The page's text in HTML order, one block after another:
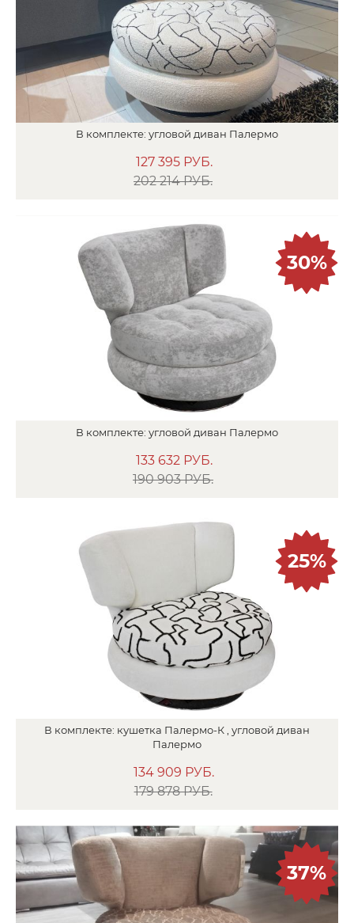
В комплекте: угловой диван Палермо
127 395 РУБ.
202 214 РУБ.
В комплекте: угловой диван Палермо
133 632 РУБ.
190 903 РУБ.
30%
В комплекте: кушетка Палермо-К , угловой диван
Палермо
134 909 РУБ.
179 878 РУБ.
25%
37%